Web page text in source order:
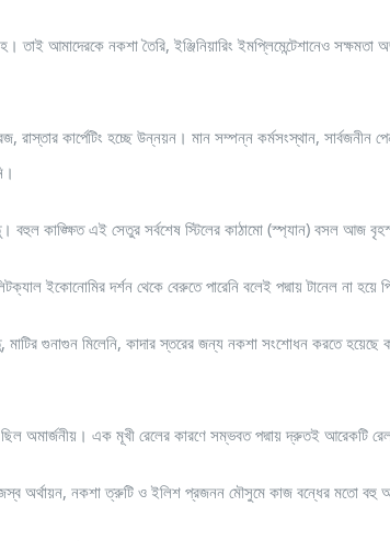
তাই আমাদেরকে নকশা তৈরি, ইঞ্জিনিয়ারিং ইমপ্লিমেন্টেশানেও
রাস্তার কার্পেটিং হচ্ছে উন্নয়ন। মান সম্পন্ন কর্মসংস্থান, সার্বজনীন
বহুল কাঙ্ক্ষিত এই সেতুর সর্বশেষ স্টিলের কাঠামো (স্প্যান) বসল আজ
ইকোনোমির দর্শন থেকে বেরুতে পারেনি বলেই পদ্মায় টানেল না হয়ে
গুনাগুন মিলেনি, কাদার স্তরের জন্য নকশা সংশোধন করতে হয়েছে
ছিল অমার্জনীয়। এক মূখী রেলের কারণে সম্ভবত পদ্মায় দ্রুতই আরেকটি
নিজস্ব অর্থায়ন, নকশা ত্রুটি ও ইলিশ প্রজনন মৌসুমে কাজ বন্ধের মতো বহু